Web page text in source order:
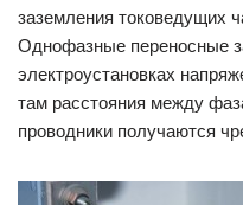
заземления токоведущих
Однофазные переносные
электроустановках
там расстояния между
проводники получаются